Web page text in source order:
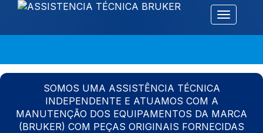
Alternar
SOMOS UMA ASSISTÊNCIA TÉCNICA
INDEPENDENTE E ATUAMOS COM A
MANUTENÇÃO DOS EQUIPAMENTOS DA MARCA
(BRUKER) COM PEÇAS ORIGINAIS FORNECIDAS